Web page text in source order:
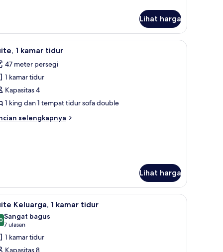
Lihat harga
brankas, dan meja kerja Seprai premium, bantalan ekstra lembut,
16 1 kamar tidur
47 meter persegi
1 kamar tidur
Kapasitas 4
1 king dan 1 tempat tidur sofa double
selengkapnya
Lihat harga
kolam renang | Seprai premium, bantalan ekstra lembut, brankas,
Seprai premium, bantalan ekstra lembut,
9 Keluarga, 1 kamar tidur
dari 10
Sangat bagus
7 ulasan
(7
ulasan)
1 kamar tidur
Kapasitas 8